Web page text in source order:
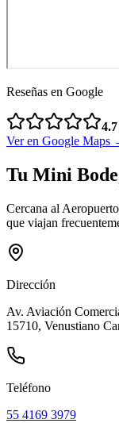
Reseñas en Google
4.7
Ver en Google Maps
Tu Mini
Cercana al
que viajan
Dirección
Av. Aviación
15710, Venustiano
Teléfono
55 4169 3979